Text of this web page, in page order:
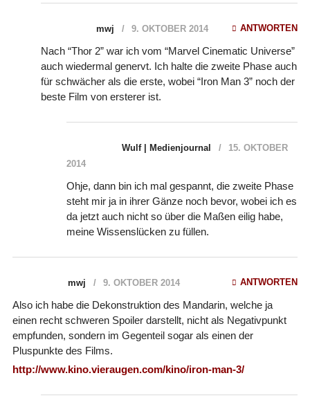
mwj 9. OKTOBER 2014 ANTWORTEN
Nach “Thor 2” war ich vom “Marvel Cinematic Universe”
auch wiedermal genervt. Ich halte die zweite Phase auch
für schwächer als die erste, wobei “Iron Man 3” noch der
beste Film von ersterer ist.
Wulf | Medienjournal
15. OKTOBER
2014
Ohje, dann bin ich mal gespannt, die zweite Phase
steht mir ja in ihrer Gänze noch bevor, wobei ich es
da jetzt auch nicht so über die Maßen eilig habe,
meine Wissenslücken zu füllen.
mwj 9. OKTOBER 2014 ANTWORTEN
Also ich habe die Dekonstruktion des Mandarin, welche ja
einen recht schweren Spoiler darstellt, nicht als Negativpunkt
empfunden, sondern im Gegenteil sogar als einen der
Pluspunkte des Films.
http://www.kino.vieraugen.com/kino/iron-man-3/